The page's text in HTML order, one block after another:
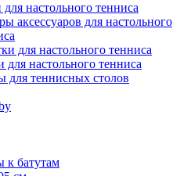
настольного тенниса
аксессуаров для настольного
для настольного тенниса
для настольного тенниса
для теннисных столов
к батутам